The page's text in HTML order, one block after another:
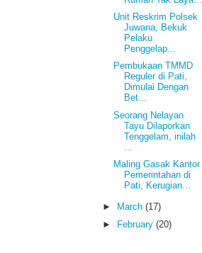
Unit Reskrim Polsek
Juwana, Bekuk
Pelaku
Penggelap...
Pembukaan TMMD
Reguler di Pati,
Dimulai Dengan
Bet...
Seorang Nelayan
Tayu Dilaporkan
Tenggelam, inilah
Maling Gasak Kantor
Pemerintahan di
Pati, Kerugian...
► March (17)
► February (20)